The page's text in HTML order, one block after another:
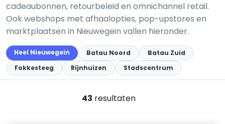
cadeaubonnen, retourbeleid en omnichannel retail.
Ook webshops met afhaalopties, pop-upstores en
marktplaatsen in Nieuwegein vallen hieronder.
Heel Nieuwegein Batau Noord
Batau Zuid
Fokkesteeg
Rijnhuizen Stadscentrum
43 resultaten